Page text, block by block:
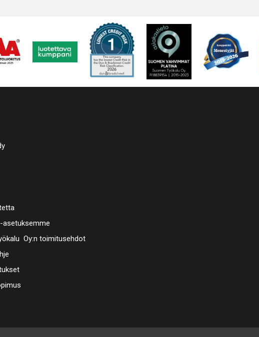
asetuksemme
Oy:n toimitusehdot